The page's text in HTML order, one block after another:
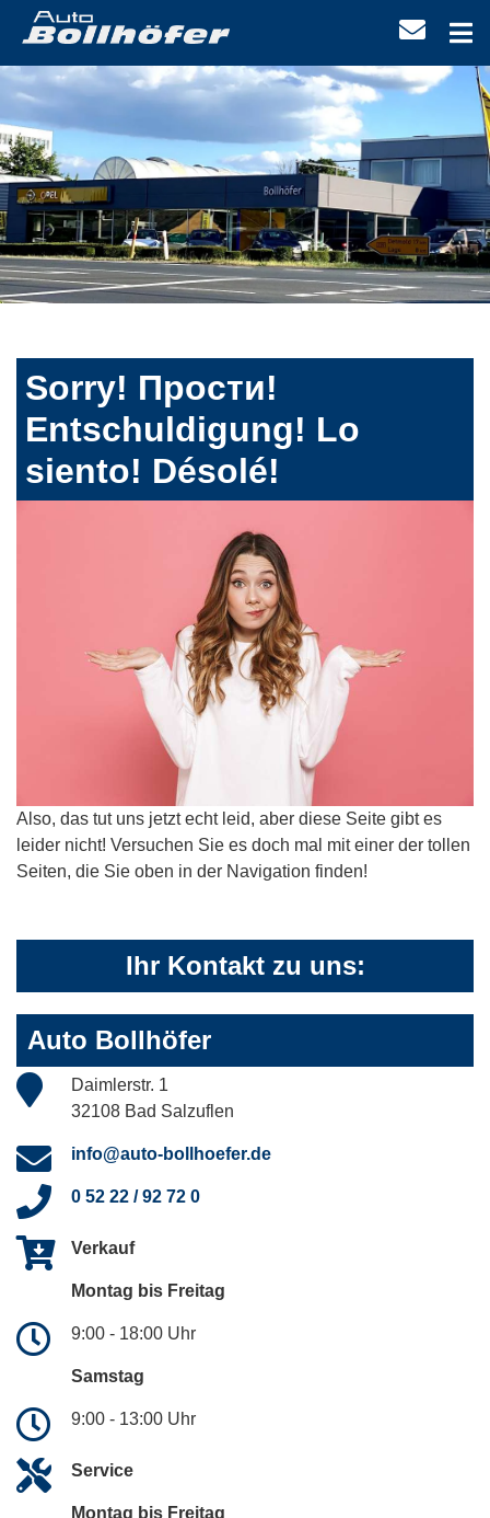
Sorry! Прости!
Entschuldigung! Lo
siento! Désolé!
Also, das tut uns jetzt echt leid, aber diese Seite gibt es
leider nicht! Versuchen Sie es doch mal mit einer der tollen
Seiten, die Sie oben in der Navigation finden!
Ihr Kontakt zu uns:
Auto Bollhöfer
Daimlerstr. 1
32108 Bad Salzuflen
info@auto-bollhoefer.de
0 52 22 / 92 72 0
Verkauf
Montag bis Freitag
9:00 - 18:00 Uhr
Samstag
9:00 - 13:00 Uhr
Service
Montag bis Freitag